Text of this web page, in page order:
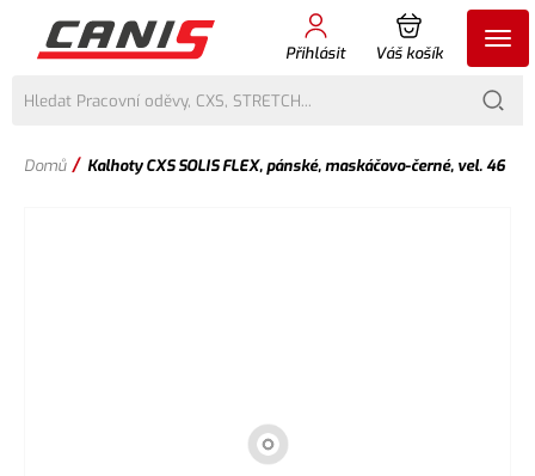
Přihlásit Váš košík
Domů / Kalhoty CXS SOLIS FLEX, pánské, maskáčovo-černé, vel. 46